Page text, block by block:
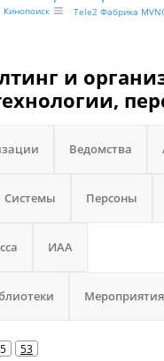
Кинопоиск Tele2 Фабрика
и
Ведомства
Системы Персоны
ИАА
Мероприятия
53